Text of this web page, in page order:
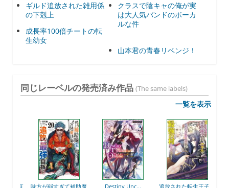
ギルド追放された雑用係
の下剋上
成長率100倍チートの転
生幼女
クラスで陰キャの俺が実
は大人気バンドのボーカ
ルな件
山本君の青春リベンジ！
同じレーベルの発売済み作品 (The same labels)
一覧を表示
味方が弱すぎて補助魔 Destiny Unc... 追放された転生王子、